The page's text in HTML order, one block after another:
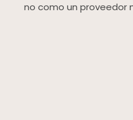
no como un proveedor